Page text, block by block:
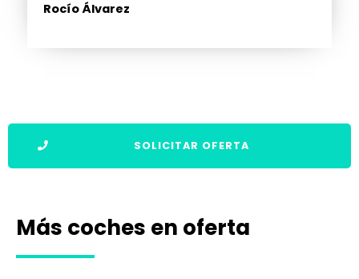
Rocío Álvarez
SOLICITAR OFERTA
Más coches en oferta